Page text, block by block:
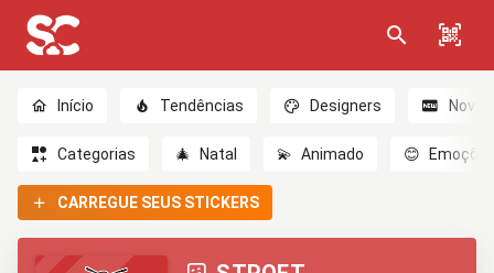
Início Tendências Designers Novo
Categorias 🎄 Natal 💫 Animado 😊
CARREGUE SEUS STICKERS